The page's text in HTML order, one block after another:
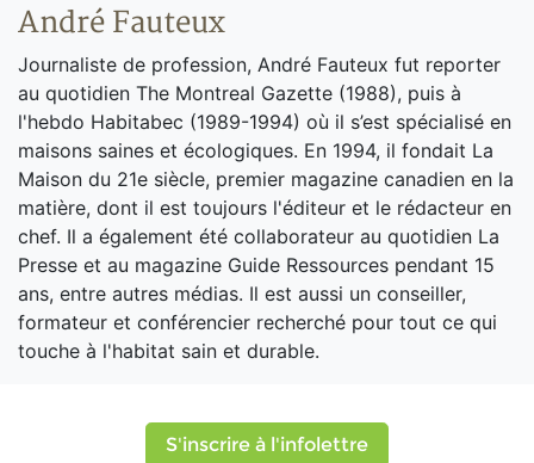
André Fauteux
Journaliste de profession, André Fauteux fut reporter
au quotidien The Montreal Gazette (1988), puis à
l'hebdo Habitabec (1989-1994) où il s’est spécialisé en
maisons saines et écologiques. En 1994, il fondait La
Maison du 21e siècle, premier magazine canadien en la
matière, dont il est toujours l'éditeur et le rédacteur en
chef. Il a également été collaborateur au quotidien La
Presse et au magazine Guide Ressources pendant 15
ans, entre autres médias. Il est aussi un conseiller,
formateur et conférencier recherché pour tout ce qui
touche à l'habitat sain et durable.
S'inscrire à l'infolettre